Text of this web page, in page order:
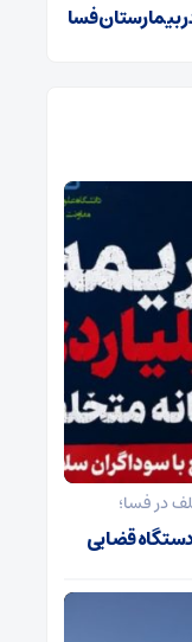
بیمارستان فسا
در فسا؛
قضایی